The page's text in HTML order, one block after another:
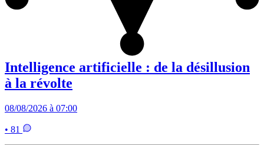
Intelligence artificielle : de la désillusion
à la révolte
08/08/2026 à 07:00
• 81